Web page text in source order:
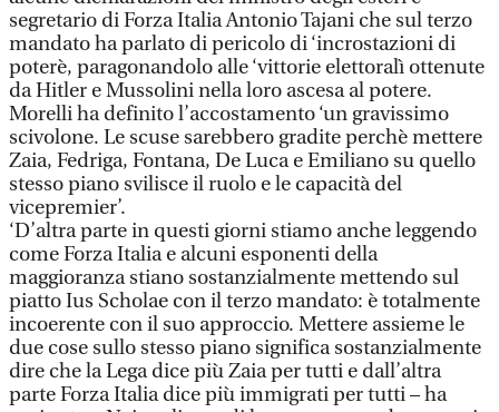
segretario di Forza Italia Antonio Tajani che sul terzo
mandato ha parlato di pericolo di ‘incrostazioni di
poterè, paragonandolo alle ‘vittorie elettoralì ottenute
da Hitler e Mussolini nella loro ascesa al potere.
Morelli ha definito l’accostamento ‘un gravissimo
scivolone. Le scuse sarebbero gradite perchè mettere
Zaia, Fedriga, Fontana, De Luca e Emiliano su quello
stesso piano svilisce il ruolo e le capacità del
vicepremier’.
‘D’altra parte in questi giorni stiamo anche leggendo
come Forza Italia e alcuni esponenti della
maggioranza stiano sostanzialmente mettendo sul
piatto Ius Scholae con il terzo mandato: è totalmente
incoerente con il suo approccio. Mettere assieme le
due cose sullo stesso piano significa sostanzialmente
dire che la Lega dice più Zaia per tutti e dall’altra
parte Forza Italia dice più immigrati per tutti – ha